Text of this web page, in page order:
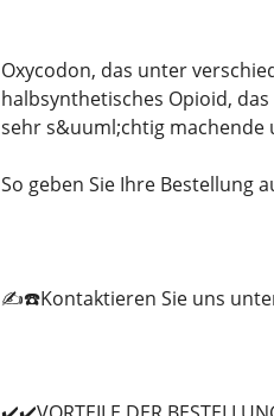
Oxycodon, das unter
halbsynthetisches Opioid,
sehr s&uuml;chtig
So geben Sie Ihre Bestellung
✍️☎️Kontaktieren Sie uns